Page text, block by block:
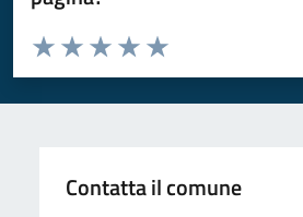
Valuta da 1 a 5 stelle la pagina
Valuta 5 stelle su 5
Valuta 4 stelle su 5
Valuta 3 stelle su 5
Valuta 2 stelle su 5
Valuta 1 stelle su 5
Contatta il comune